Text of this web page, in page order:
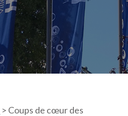
> Coups de cœur des